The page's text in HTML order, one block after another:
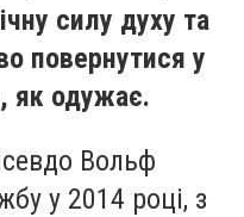
силу духу та
повернутися у
як одужає.
Вольф
у 2014 році, з